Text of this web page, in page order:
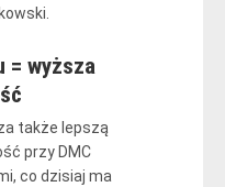
= wyższa
także lepszą
przy DMC
co dzisiaj ma